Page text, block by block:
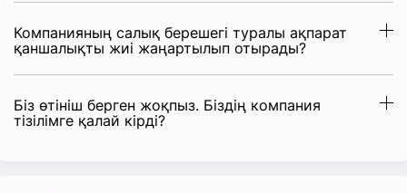
Компанияның салық берешегі туралы ақпарат
қаншалықты жиі жаңартылып отырады?
Біз өтініш берген жоқпыз. Біздің компания
тізілімге қалай кірді?